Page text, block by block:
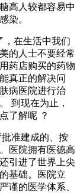
高人较都容易中
染。
，在生活中我们
的人士不要经常
药店购买的药物
真正的解决问
病医院进行治
到现在为止，
了解呢 ？
准建成的、按
医院拥有医德高
引进了世界上尖
基础。医院立
谨的医学体系、